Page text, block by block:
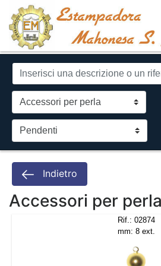
Indietro
Accessori per
Rif.: 02874
mm: 8 ext.